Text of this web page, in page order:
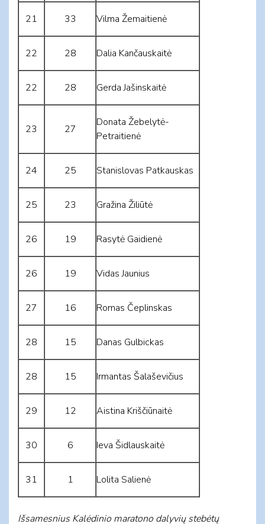
21 33 Vilma Žemaitienė
22 28 Dalia Kančauskaitė
22 28 Gerda Jašinskaitė
23 27
Donata Žebelytė-
Petraitienė
24 25 Stanislovas Patkauskas
25 23 Gražina Žiliūtė
26 19 Rasytė Gaidienė
26 19 Vidas Jaunius
27 16 Romas Čeplinskas
28 15 Danas Gulbickas
28 15 Irmantas Šalaševičius
29 12 Aistina Kriščiūnaitė
30 6 Ieva Šidlauskaitė
31 1 Lolita Salienė
Išsamesnius Kalėdinio maratono dalyvių stebėtų